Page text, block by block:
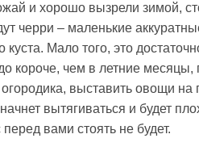
и хорошо вызрели зимой,
черри – маленькие
куста. Мало того, это
короче, чем в летние
выставить овощи
вытягиваться и будет
вами стоять не будет.